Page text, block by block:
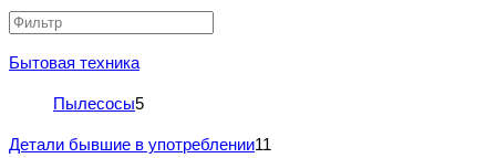
Бытовая техника
Пылесосы5
Детали бывшие в употреблении11